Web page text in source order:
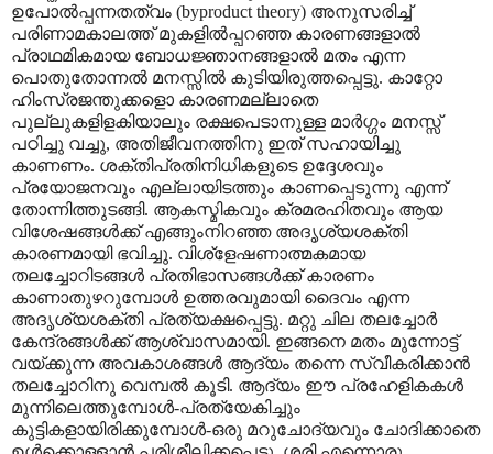
ഉപോൽപ്പന്നതത്വം (byproduct theory) അനുസരിച്ച്
പരിണാമകാലത്ത് മുകളിൽപ്പറഞ്ഞ കാരണങ്ങളാൽ
പ്രാഥമികമായ ബോധജ്ഞാനങ്ങളാൽ മതം എന്ന
പൊതുതോന്നൽ മനസ്സിൽ കുടിയിരുത്തപ്പെട്ടു. കാറ്റോ
ഹിംസ്രജന്തുക്കളൊ കാരണമല്ലാതെ
പുല്ലുകളിളകിയാലും രക്ഷപെടാനുള്ള മാർഗ്ഗം മനസ്സ്
പഠിച്ചു വച്ചു, അതിജീവനത്തിനു ഇത് സഹായിച്ചു
കാണണം. ശക്തിപ്രതിനിധികളുടെ ഉദ്ദേശവും
പ്രയോജനവും എല്ലായിടത്തും കാണപ്പെടുന്നു എന്ന്
തോന്നിത്തുടങ്ങി. ആകസ്മികവും ക്രമരഹിതവും ആയ
വിശേഷങ്ങൾക്ക് എങ്ങുംനിറഞ്ഞ അദൃശ്യശക്തി
കാരണമായി ഭവിച്ചു. വിശ്ളേഷണാത്മകമായ
തലച്ചോറിടങ്ങൾ പ്രതിഭാസങ്ങൾക്ക് കാരണം
കാണാതുഴറുമ്പോൾ ഉത്തരവുമായി ദൈവം എന്ന
അദൃശ്യശക്തി പ്രത്യക്ഷപ്പെട്ടു. മറ്റു ചില തലച്ചോർ
കേന്ദ്രങ്ങൾക്ക് ആശ്വാസമായി. ഇങ്ങനെ മതം മുന്നോട്ട്
വയ്ക്കുന്ന അവകാശങ്ങൾ ആദ്യം തന്നെ സ്വീകരിക്കാൻ
തലച്ചോറിനു വെമ്പൽ കൂടി. ആദ്യം ഈ പ്രഹേളികകൾ
മുന്നിലെത്തുമ്പോൾ-പ്രത്യേകിച്ചും
കുട്ടികളായിരിക്കുമ്പോൾ-ഒരു മറുചോദ്യവും ചോദിക്കാതെ